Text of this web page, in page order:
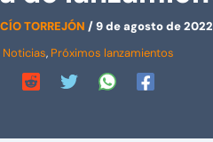
TORREJÓN /9 de agosto de 2022
Noticias, Próximos lanzamientos